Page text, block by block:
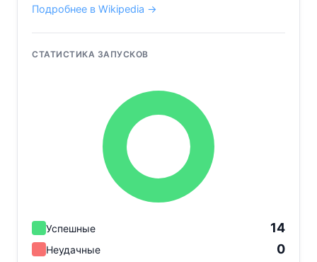
Подробнее в Wikipedia →
СТАТИСТИКА ЗАПУСКОВ
Успешные 14
Неудачные 0